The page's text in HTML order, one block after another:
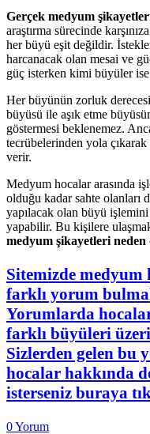
Gerçek medyum
araştırma sürecinde
her büyü eşit değildir.
harcanacak olan mesai ve
güç isterken kimi büyüler
Her büyünün zorluk
büyüsü ile aşık etme
göstermesi beklenemez.
tecrübelerinden yola çıkarak
verir.
Medyum hocalar arasında
olduğu kadar sahte olanları
yapılacak olan büyü
yapabilir. Bu kişilere
medyum şikayetleri
Sitemizde
farklı yorum
Yorumlarda
farklı büyüleri
Sizlerden gelen bu
hocalar hakkında
isterseniz buraya
0Yorum